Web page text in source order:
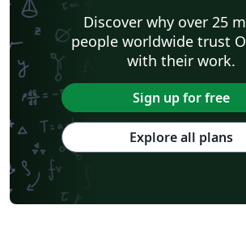
Discover why over 25
people worldwide trust
with their work.
Sign up for free
Explore all plans